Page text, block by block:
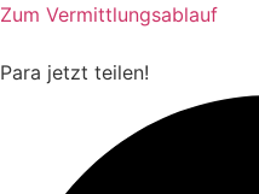
Zum Vermittlungsablauf
Para jetzt teilen!